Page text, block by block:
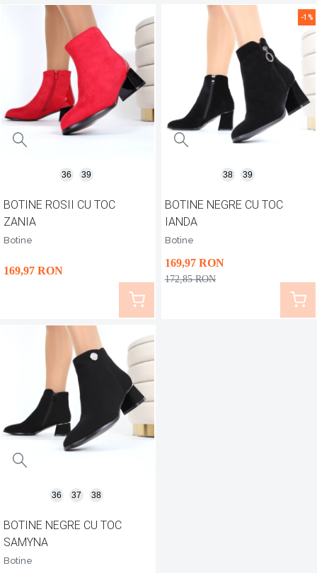
BOTINE ROSII CU TOC
ZANIA
Botine
169,97 RON
36 39
-1%
BOTINE NEGRE CU TOC
IANDA
Botine
169,97 RON
172,85 RON
38 39
BOTINE NEGRE CU TOC
SAMYNA
Botine
36 37 38